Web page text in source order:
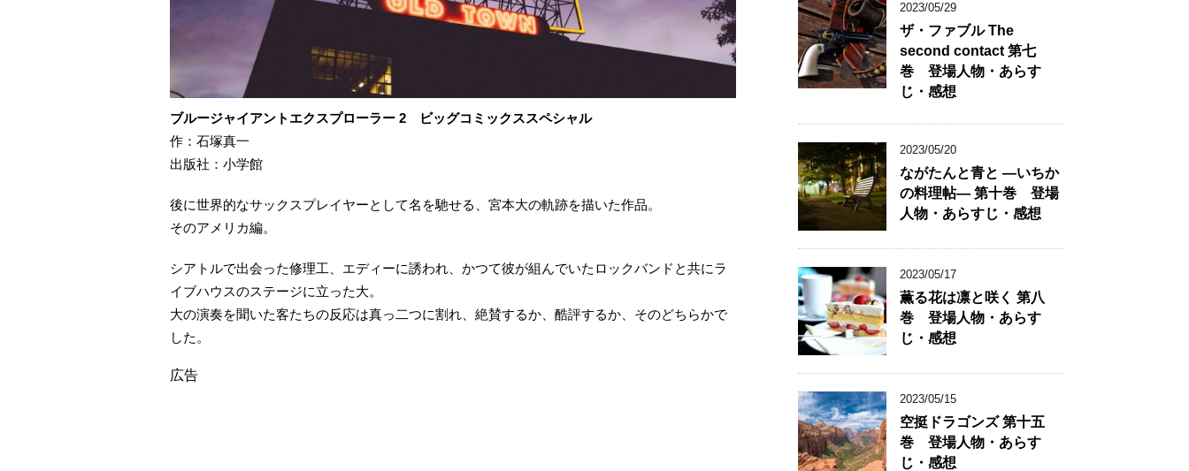
ブルージャイアントエクスプローラー 2 ビッグコミックススペシャル
作：石塚真一
出版社：小学館
後に世界的なサックスプレイヤーとして名を馳せる、宮本大の軌跡を描いた作品。
そのアメリカ編。
シアトルで出会った修理工、エディーに誘われ、かつて彼が組んでいたロックバンドと共にラ
イブハウスのステージに立った大。
大の演奏を聞いた客たちの反応は真っ二つに割れ、絶賛するか、酷評するか、そのどちらかで
した。
広告
2023/05/29
ザ・ファブル The
second contact 第七
巻 登場人物・あらす
じ・感想
2023/05/20
ながたんと青と ―いちか
の料理帖― 第十巻 登場
人物・あらすじ・感想
2023/05/17
薫る花は凛と咲く 第八
巻 登場人物・あらす
じ・感想
2023/05/15
空挺ドラゴンズ 第十五
巻 登場人物・あらす
じ・感想